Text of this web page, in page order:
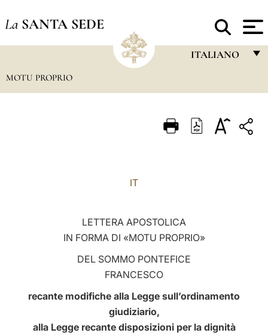
La SANTA SEDE
ITALIANO
ITALIANO
العربيّة
中文
MOTU PROPRIO
IT
LETTERA APOSTOLICA
IN FORMA DI «MOTU PROPRIO»
DEL SOMMO PONTEFICE
FRANCESCO
recante modifiche alla Legge sull’ordinamento
giudiziario,
alla Legge recante disposizioni per la dignità